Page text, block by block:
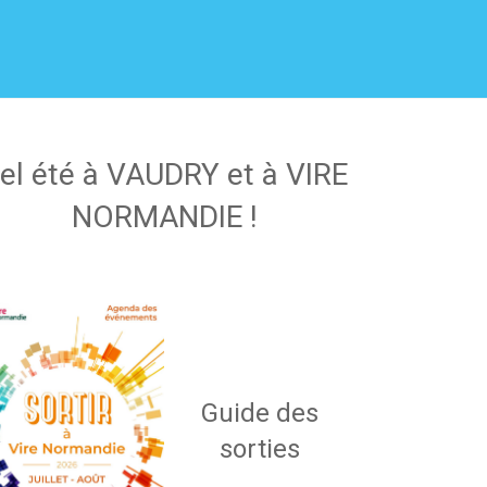
été à VAUDRY et à VIRE
NORMANDIE !
Guide des
sorties